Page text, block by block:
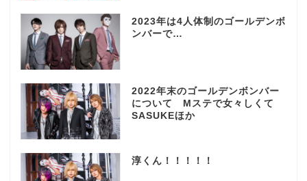
2023年は4人体制のゴールデンボ
ンバーで…
2022年末のゴールデンボンバー
について Mステで女々しくて
SASUKEほか
淳くん！！！！！